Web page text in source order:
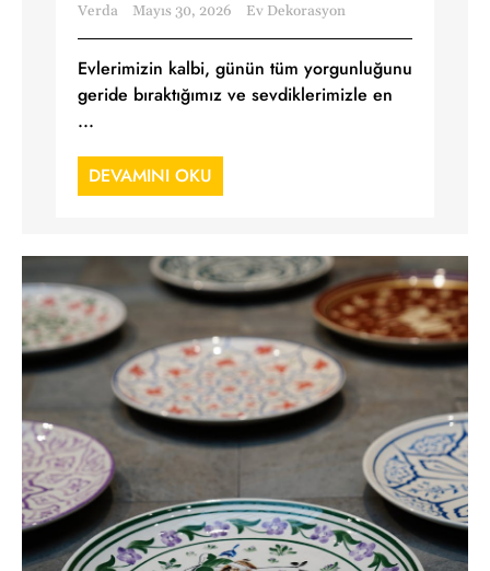
Verda Mayıs 30, 2026 Ev Dekorasyon
Evlerimizin kalbi, günün tüm yorgunluğunu
geride bıraktığımız ve sevdiklerimizle en
...
DEVAMINI OKU